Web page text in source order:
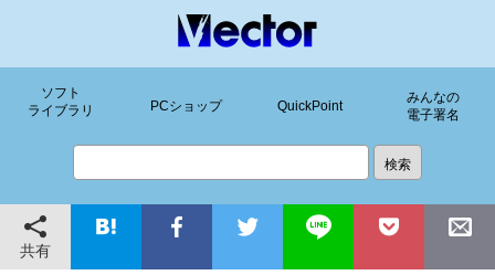
ソフト
ライブラリ
PCショップ QuickPoint
みんなの
電子署名
共有